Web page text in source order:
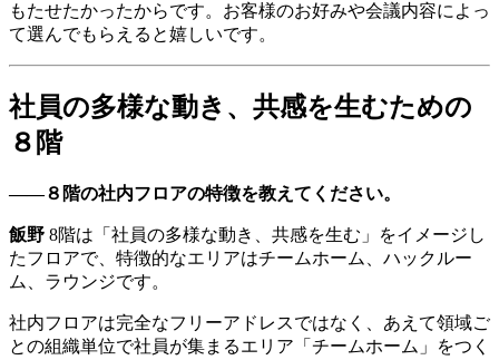
もたせたかったからです。お客様のお好みや会議内容によっ
て選んでもらえると嬉しいです。
社員の多様な動き、共感を生むための
８階
――８階の社内フロアの特徴を教えてください。
飯野 8階は「社員の多様な動き、共感を生む」をイメージし
たフロアで、特徴的なエリアはチームホーム、ハックルー
ム、ラウンジです。
社内フロアは完全なフリーアドレスではなく、あえて領域ご
との組織単位で社員が集まるエリア「チームホーム」をつく